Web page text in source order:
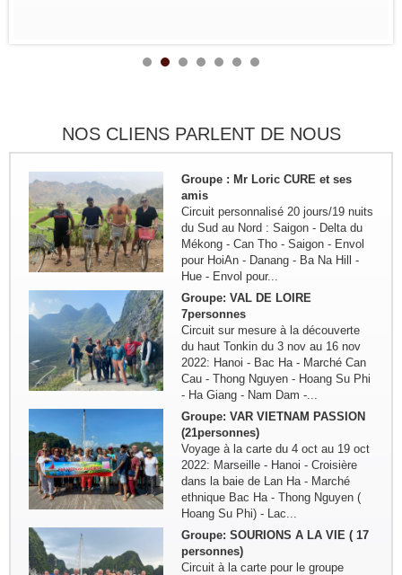
NOS CLIENS PARLENT DE NOUS
Remerciement de la famille
Groupe : Mr Loric CURE et ses
amis
Circuit personnalisé 20 jours/19 nuits
du Sud au Nord : Saigon - Delta du
Mékong - Can Tho - Saigon - Envol
pour HoiAn - Danang - Ba Na Hill -
Hue - Envol pour...
Groupe: VAL DE LOIRE
7personnes
Circuit sur mesure à la découverte
du haut Tonkin du 3 nov au 16 nov
2022: Hanoi - Bac Ha - Marché Can
Cau - Thong Nguyen - Hoang Su Phi
- Ha Giang - Nam Dam -...
Groupe: VAR VIETNAM PASSION
(21personnes)
Voyage à la carte du 4 oct au 19 oct
2022: Marseille - Hanoi - Croisière
dans la baie de Lan Ha - Marché
ethnique Bac Ha - Thong Nguyen (
Hoang Su Phi) - Lac...
Groupe: SOURIONS A LA VIE ( 17
personnes)
Circuit à la carte pour le groupe